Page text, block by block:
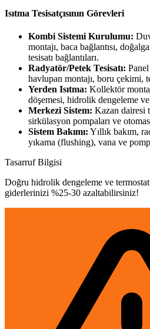
Isıtma Tesisatçısının Görevleri
Kombi Sistemi Kurulumu:
montajı, baca bağlantısı,
tesisatı bağlantıları.
Radyatör/Petek Tesisatı:
havlupan montajı, boru çekimi,
Yerden Isıtma: Kollektör
döşemesi, hidrolik dengeleme
Merkezi Sistem: Kazan dairesi
sirkülasyon pompaları ve
Sistem Bakımı: Yıllık bakım,
yıkama (flushing), vana ve
Tasarruf Bilgisi
Doğru hidrolik dengeleme ve
giderlerinizi %25-30 azaltabilirsiniz!